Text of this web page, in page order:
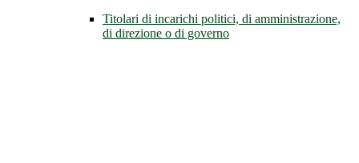
Titolari di incarichi politici, di amministrazione,
di direzione o di governo